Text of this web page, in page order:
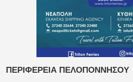
ΠΕΡΙΦΕΡΕΙΑ ΠΕΛΟΠΟΝΝΗΣΟΥ